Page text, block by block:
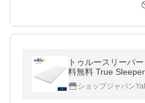
トゥルースリーパ
料無料 True
トレス ショップジ
ショップジャパン